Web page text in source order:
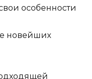
особенности
новейших